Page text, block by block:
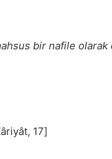
bir nafile
17]